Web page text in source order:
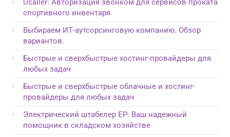
Ucaller: Авторизация звонком для сервисов проката
спортивного инвентаря
Выбираем ИТ-аутсорсинговую компанию. Обзор
вариантов.
Быстрые и сверхбыстрые хостинг-провайдеры для
любых задач
Быстрые и сверхбыстрые облачные и хостинг-
провайдеры для любых задач
Электрический штабелер EP: Ваш надежный
помощник в складском хозяйстве